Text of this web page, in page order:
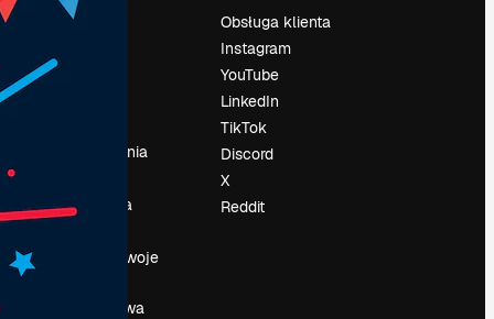
Cennik
Reviews
wyszukiwania
Wydarzenia
Sprzedaj swoje
Sala prasowa
Obsługa klienta
Instagram
YouTube
LinkedIn
TikTok
Discord
X
Reddit